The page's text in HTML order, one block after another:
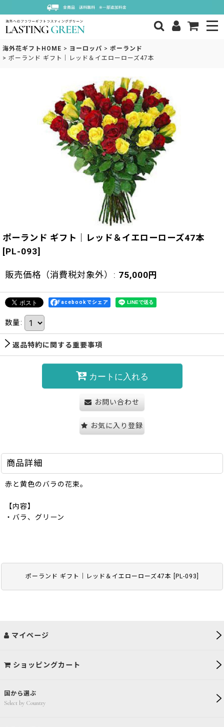
海外花ギフトHOME > ヨーロッパ > ポーランド
> ポーランド ギフト｜レッド＆イエローローズ47本
ポーランド ギフト｜レッド＆イエローローズ47本 PL-093
ポーランド ギフト｜レッド＆イエローローズ47本
[PL-093]
販売価格（消費税対象外） : 75,000 円
Facebookでシェア
数量:
返品特約に関する重要事項
カートに入れる
お問い合わせ
お気に入り登録
商品詳細
赤と黄色のバラの花束。
【内容】
・バラ、グリーン
国から選ぶ
Select by Country
マイページ
ショッピングカート